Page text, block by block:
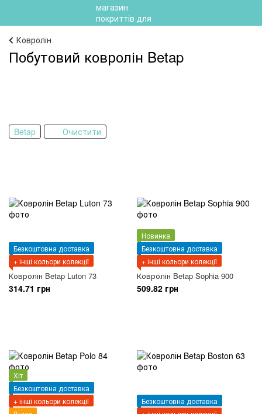
Ковролін
Побутовий ковролін Betap
Betap Очистити
Безкоштовна доставка
+ інші кольори колекції
Ковролін Betap Luton 73
314.71 грн
Новинка
Безкоштовна доставка
+ інші кольори колекції
Ковролін Betap Sophia 900
509.82 грн
Хіт
Безкоштовна доставка
+ інші кольори колекції
Безкоштовна доставка